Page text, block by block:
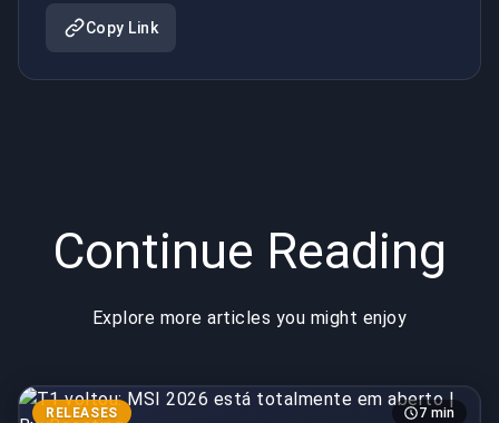
Copy Link
Continue Reading
Explore more articles you might enjoy
RELEASES 7 min